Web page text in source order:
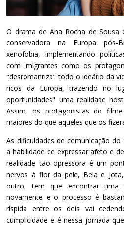
O drama de Ana Rocha de
conservadora na Europa pós-
xenofobia, implementando
com imigrantes como os
"desromantiza" todo o ideário da
ricos da Europa, trazendo no
oportunidades" uma realidade
Assim, os protagonistas do
maiores do que aqueles que os
As dificuldades de comunicação
a habilidade de expressar afeto e
realidade tão opressora é um
nervos à flor da pele, Bela e
outro, tem que encontrar uma
novamente e o processo é
ríspida entre os dois vai
cumplicidade e é nessa jornada